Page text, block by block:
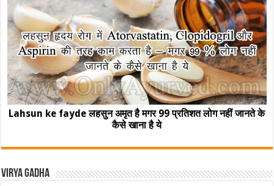
Lahsun ke fayde लहसुन अमृत है मगर 99 प्रतिशत लोग नहीं जानते के
कैसे खाना है ये
Virya Gadha